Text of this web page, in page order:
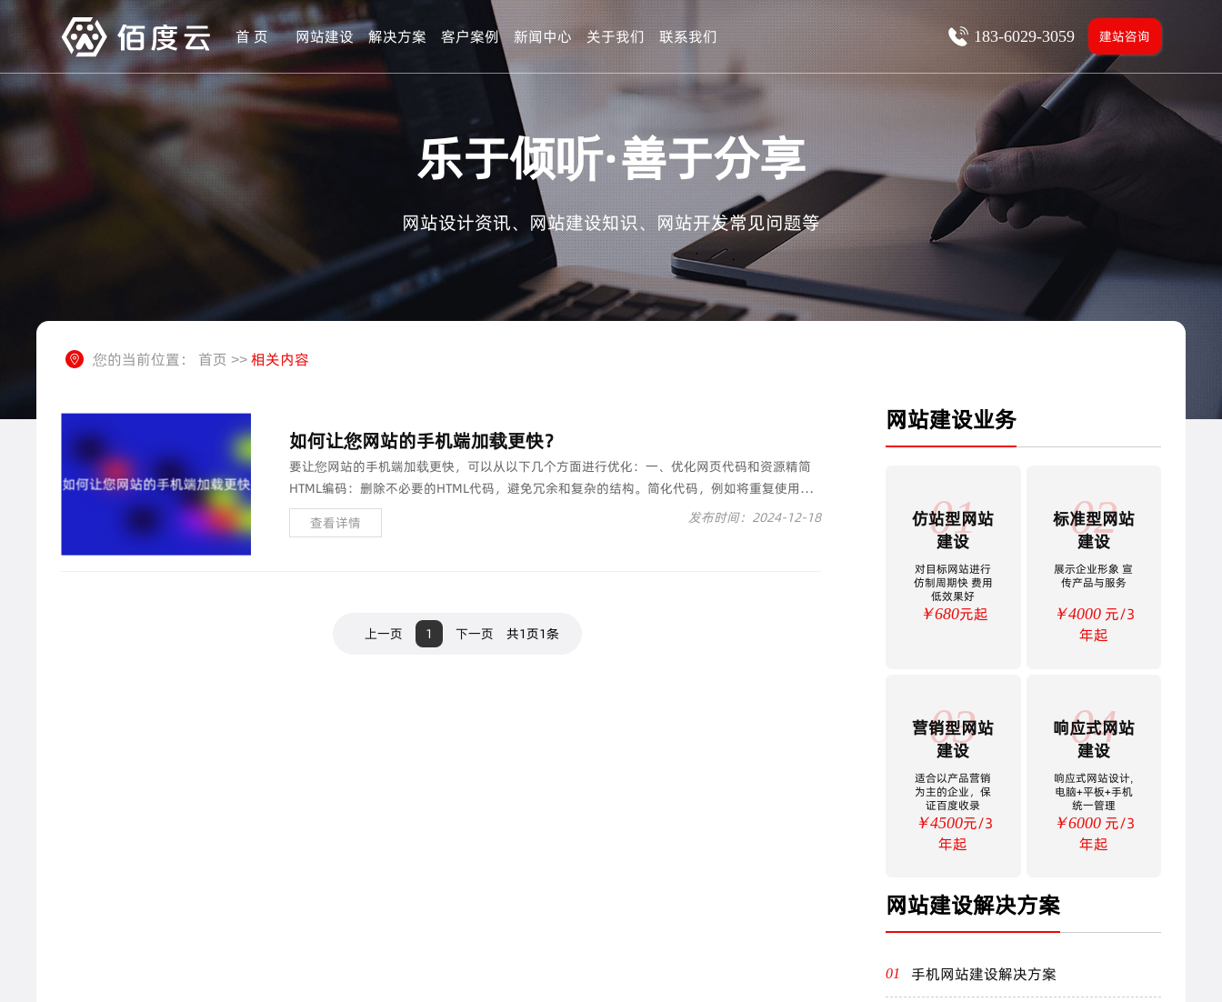
首 页 网站建设 解决方案 客户案例 新闻中心 关于我们 联系我们 建站咨询
183-6029-3059
乐于倾听·善于分享
网站设计资讯、网站建设知识、网站开发常见问题等
您的当前位置： 首页 >>相关内容
如何让您网站的手机端加载更快？
要让您网站的手机端加载更快，可以从以下几个方面进行优化：一、优化网页代码和资源精简
HTML编码：删除不必要的HTML代码，避免冗余和复杂的结构。简化代码，例如将重复使用的
样式或脚本代码合并或提取到外部文件中。整合CSS和JavaScript···
查看详情 发布时间：2024-12-18
上一页 1 下一页 共1页1条
网站建设业务
01
仿站型网站
建设
对目标网站进行
仿制周期快 费用
低效果好
￥680元起
02
标准型网站
建设
展示企业形象 宣
传产品与服务
￥4000 元/3
年起
03
营销型网站
建设
适合以产品营销
为主的企业，保
证百度收录
￥4500元/3
年起
04
响应式网站
建设
响应式网站设计,
电脑+平板+手机
统一管理
￥6000 元/3
年起
网站建设解决方案
01 手机网站建设解决方案